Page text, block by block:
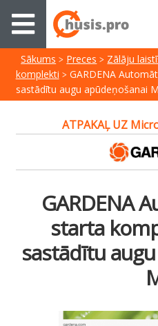
Sākums Preces Zālāju
komplekti
GARDENA
sastādītu augu apūdeņošanai M
ATPAKAĻ UZ
GARDENA
starta
sastādītu